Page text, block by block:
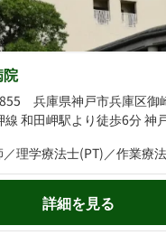
兵庫県神戸市兵庫区御
理学療法士(PT)／作業療
詳細を見る